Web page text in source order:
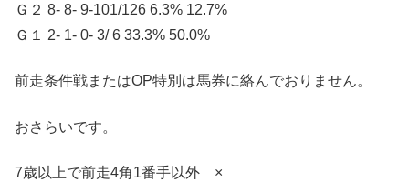
Ｇ２ 8- 8- 9-101/126 6.3% 12.7%
Ｇ１ 2- 1- 0- 3/ 6 33.3% 50.0%
前走条件戦またはOP特別は馬券に絡んでおりません。
おさらいです。
7歳以上で前走4角1番手以外 ×